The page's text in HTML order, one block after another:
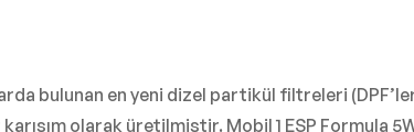
bulunan en yeni dizel partikül filtreleri
olarak üretilmiştir. Mobil 1 ESP Formula